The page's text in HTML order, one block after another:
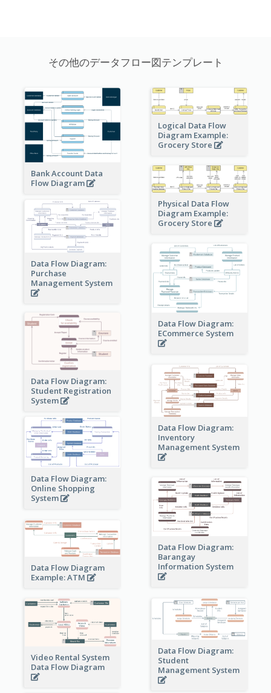
その他のデータフロー図テンプレート
Bank Account Data
Flow Diagram
Logical Data Flow
Diagram Example:
Grocery Store
Physical Data Flow
Diagram Example:
Grocery Store
Data Flow Diagram:
Purchase
Management System
Data Flow Diagram:
ECommerce System
Data Flow Diagram:
Student Registration
System
Data Flow Diagram:
Inventory
Management System
Data Flow Diagram:
Online Shopping
System
Data Flow Diagram:
Barangay
Information System
Data Flow Diagram
Example: ATM
Video Rental System
Data Flow Diagram
Data Flow Diagram:
Student
Management System